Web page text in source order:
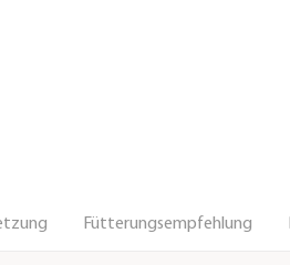
Fütterungsempfehlung